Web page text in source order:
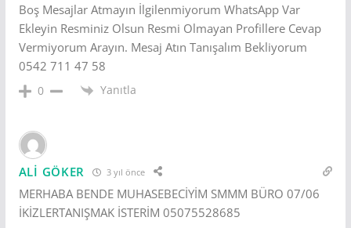
Boş Mesajlar Atmayın İlgilenmiyorum WhatsApp Var
Ekleyin Resminiz Olsun Resmi Olmayan Profillere Cevap
Vermiyorum Arayın. Mesaj Atın Tanışalım Bekliyorum
0542 711 47 58
0 Yanıtla
ALİ GÖKER 3 yıl önce
MERHABA BENDE MUHASEBECİYİM SMMM BÜRO 07/06
İKİZLERTANIŞMAK İSTERİM 05075528685